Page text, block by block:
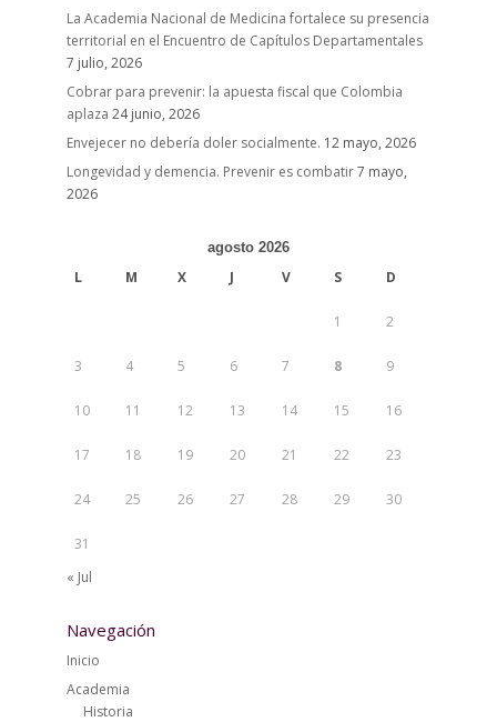
La Academia Nacional de Medicina fortalece su presencia
territorial en el Encuentro de Capítulos Departamentales
7 julio, 2026
Cobrar para prevenir: la apuesta fiscal que Colombia
aplaza 24 junio, 2026
Envejecer no debería doler socialmente. 12 mayo, 2026
Longevidad y demencia. Prevenir es combatir7 mayo,
2026
agosto 2026
L M X J V S D
1 2
3 4 5 6 7 8 9
10 11 12 13 14 15 16
17 18 19 20 21 22 23
24 25 26 27 28 29 30
31
« Jul
Navegación
Inicio
Academia
Historia